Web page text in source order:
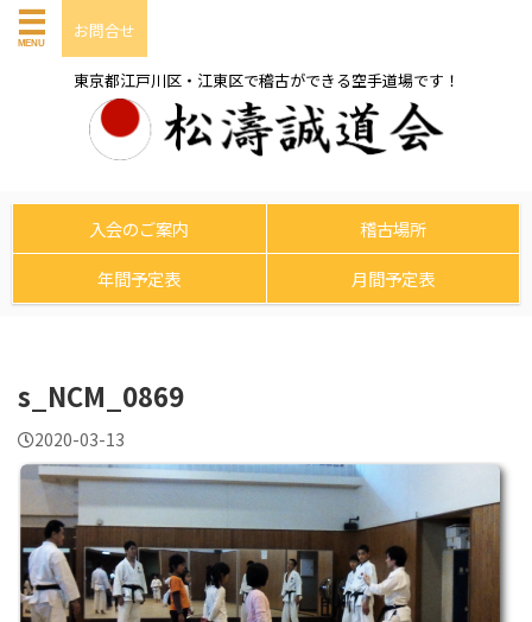
お問合せ
東京都江戸川区・江東区で稽古ができる空手道場です！
入会のご案内
稽古場所
年間予定表
月間予定表
s_NCM_0869
2020-03-13